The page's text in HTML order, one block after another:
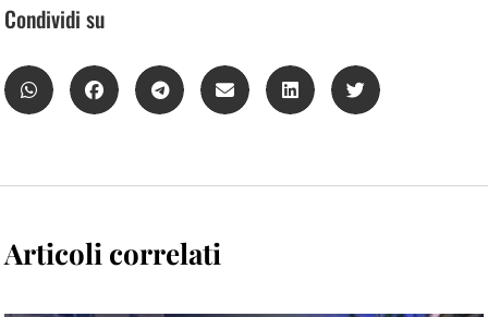
Condividi su
Articoli correlati